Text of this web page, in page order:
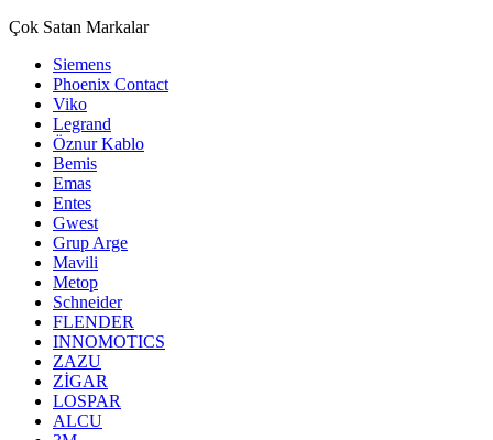
Çok Satan Markalar
Siemens
Phoenix Contact
Viko
Legrand
Öznur Kablo
Bemis
Emas
Entes
Gwest
Grup Arge
Mavili
Metop
Schneider
FLENDER
INNOMOTICS
ZAZU
ZİGAR
LOSPAR
ALCU